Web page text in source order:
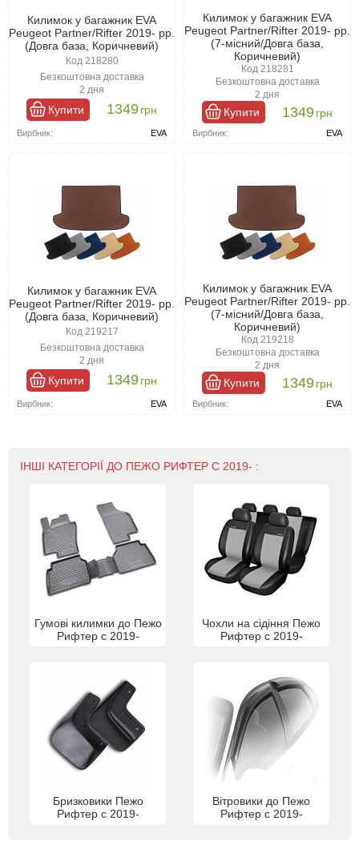
Килимок у багажник EVA
Peugeot Partner/Rifter 2019- рр.
(Довга база, Коричневий)
Код 218280
Безкоштовна доставка
2 дня
Купити 1349грн
Вирбник: EVA
Килимок у багажник EVA
Peugeot Partner/Rifter 2019- рр.
(7-місний/Довга база,
Коричневий)
Код 218281
Безкоштовна доставка
2 дня
Купити 1349грн
Вирбник: EVA
Килимок у багажник EVA
Peugeot Partner/Rifter 2019- рр.
(Довга база, Коричневий)
Код 219217
Безкоштовна доставка
2 дня
Купити 1349грн
Вирбник: EVA
Килимок у багажник EVA
Peugeot Partner/Rifter 2019- рр.
(7-місний/Довга база,
Коричневий)
Код 219218
Безкоштовна доставка
2 дня
Купити 1349грн
Вирбник: EVA
ІНШІ КАТЕГОРІЇ ДО ПЕЖО РИФТЕР С 2019- :
Гумові килимки до Пежо
Рифтер с 2019-
Чохли на сідіння Пежо
Рифтер с 2019-
Бризковики Пежо
Рифтер с 2019-
Вітровики до Пежо
Рифтер с 2019-